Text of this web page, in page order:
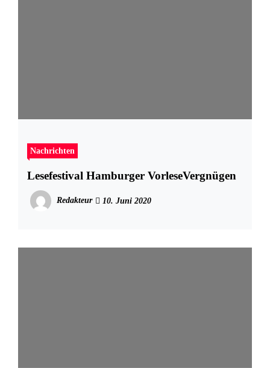
Nachrichten
Lesefestival Hamburger VorleseVergnügen
Redakteur 10. Juni 2020